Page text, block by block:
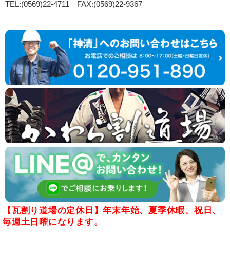
TEL:(0569)22-4711 FAX:(0569)22-9367
【瓦割り道場の定休日】年末年始、夏季休暇、祝日、
毎週土日曜になります。